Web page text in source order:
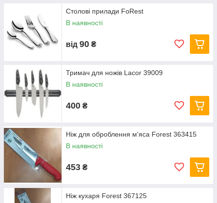
Столові прилади FoRest
В наявності
від 90 ₴
Тримач для ножів Lacor 39009
В наявності
400 ₴
Ніж для оброблення м'яса Forest 363415
В наявності
453 ₴
Ніж кухаря Forest 367125